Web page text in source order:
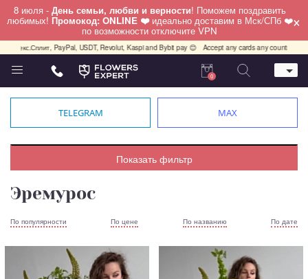
8 июля - День семьи, любви и верности! Поможем поздравить
любимых! Промокод: ONLINE ❤️ идеально доставим в Мск/СПб ❤️
по возможности отключите VPN ×
PayPal, USDT, Revolut, Kaspi and Bybit pay 😊 Accept any cards any country,
Телефон
+7 (812) 425 36 05
Санкт-Петербург,
Лизы Чайкиной 25
работаем круглосуточно
0
TELEGRAM MAX
Показать фильтр
Эремурос
По популярности По цене По названию По дате